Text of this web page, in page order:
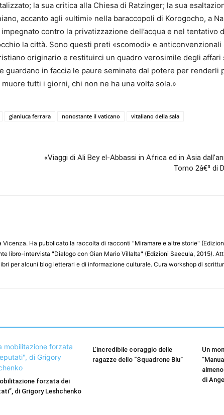
la sua critica alla Chiesa di Ratzinger; la sua
accanto agli «ultimi» nella baraccopoli di Korogocho, a
contro la privatizzazione dell’acqua e nel tentativo
la città. Sono questi preti «scomodi» e anticonvenzionali
originario e restituirci un quadro verosimile degli affari
guardano in faccia le paure seminate dal potere per renderli
tutti i giorni, chi non ne ha una volta sola.»
gianluca ferrara nonostante il vaticano vitaliano della sala
«Viaggi di Ali Bey el-Abbassi in Africa ed in Asia
Tomo 2â€³ di
Ha pubblicato la raccolta di racconti "Miramare e altre storie"
libro-intervista "Dialogo con Gian Mario Villalta" (Edizioni Saecula, 2015).
per alcuni blog letterari e di informazione culturale. Cura workshop di
forzata dei
di Grigory Leshchenko
L’incredibile coraggio delle
ragazze dello “Squadrone Blu”
Un
di